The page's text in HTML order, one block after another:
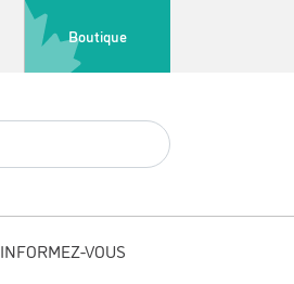
Boutique
INFORMEZ-VOUS